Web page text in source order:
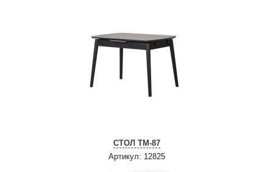
СТОЛ TM-87
Артикул: 12825